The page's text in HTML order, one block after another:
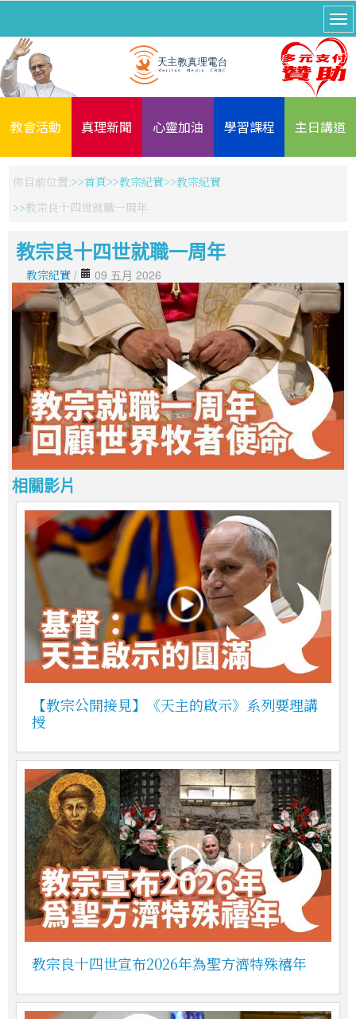
教會活動 真理新聞 心靈加油 學習課程 主日講道
你目前位置: 首頁 教宗紀實
教宗紀實
教宗良十四世就職一周年
教宗良十四世就職一周年
教宗紀實 / 09 五月 2026
相關影片
【教宗公開接見】《天主的啟示》系列要理講
授
教宗良十四世宣布2026年為聖方濟特殊禧年